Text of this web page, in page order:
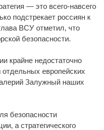
— это всего-навсего
подстрекает россиян к
ВСУ отметил, что
безопасности.
крайне недостаточно
европейских
Залужный наших
безопасности
а стратегического